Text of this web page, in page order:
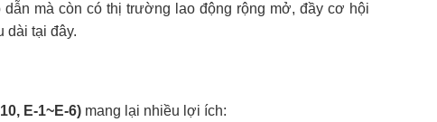
mà còn có thị trường lao động rộng mở, đầy cơ hội
dài tại đây.
E-1~E-6) mang lại nhiều lợi ích: